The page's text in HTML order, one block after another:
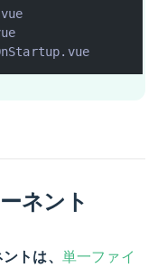
ネント
トは、 単一ファイ